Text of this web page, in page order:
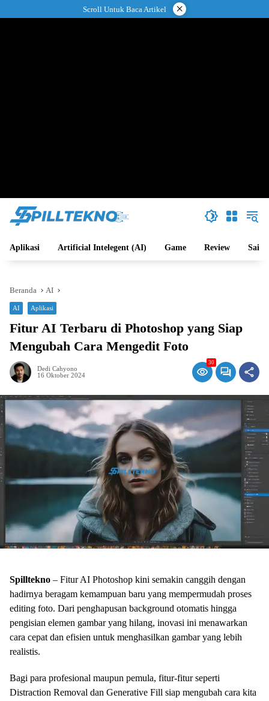
ke
Scroll Untuk Baca Artikel ×
Aplikasi Artificial Intelegent (AI) Game Review Sains
Beranda AI
AI Aplikasi
Fitur AI Terbaru di Photoshop yang Siap
Mengubah Cara Mengedit Foto
Dedi Cahyono
16 Oktober 2024
30
Spilltekno – Fitur AI Photoshop kini semakin canggih dengan
hadirnya beragam kemampuan baru yang mempermudah proses
editing foto. Dari penghapusan background otomatis hingga
pengisian elemen gambar yang hilang, inovasi ini menawarkan
cara cepat dan efisien untuk menghasilkan gambar yang lebih
realistis.
Bagi para profesional maupun pemula, fitur-fitur seperti
Distraction Removal dan Generative Fill siap mengubah cara kita